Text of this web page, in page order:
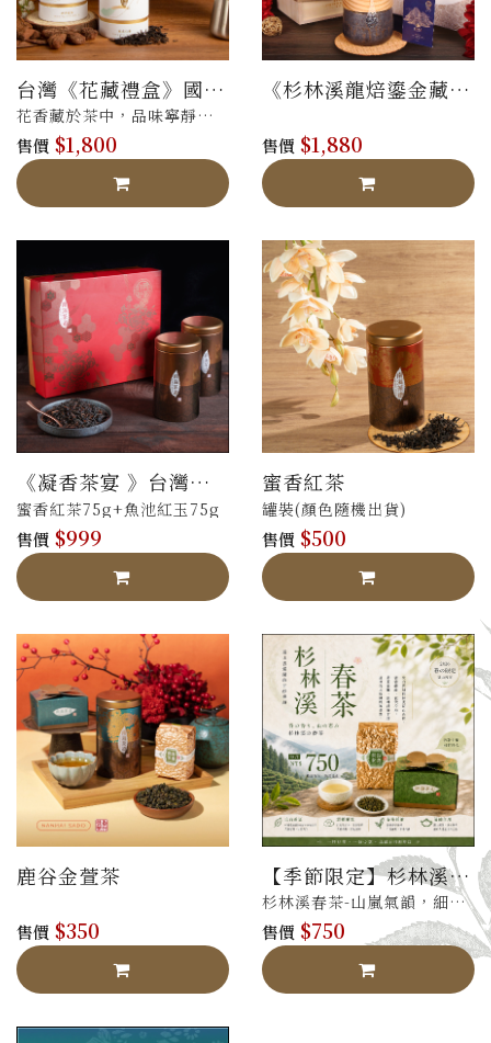
台灣《花藏禮盒》國際
認可-法國AVPA 銀牌 /
比利時ITQI 3 星獎
花香藏於茶中，品味寧靜滿
足-桂花烏龍75g+蜜香紅茶
50g 精裝
售價 $1,800
《杉林溪龍焙鎏金藏
比利時ITQI 2星獎
售價 $1,880
《凝香茶宴 》台灣紅
茶禮盒
蜜香紅茶75g+魚池紅玉75g
售價 $999
蜜香紅茶
罐裝(顏色隨機出貨)
售價 $500
鹿谷金萱茶
售價 $350
【季節限定】杉林溪
春茶
杉林溪春茶-山嵐氣韻，細緻
柔潤
售價 $750